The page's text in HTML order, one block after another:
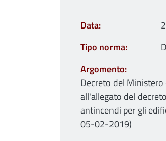
Data
Tipo norma
Argomento
Decreto del
all'allegato del
antincendi per gli
05-02-2019)